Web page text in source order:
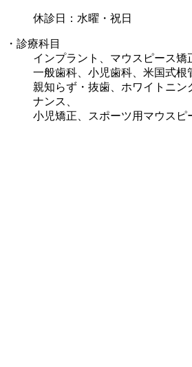
休診日：水曜・祝日
・診療科目
インプラント、マウスピース矯
一般歯科、小児歯科、米国式根
親知らず・抜歯、ホワイトニン
ナンス、
小児矯正、スポーツ用マウスピ